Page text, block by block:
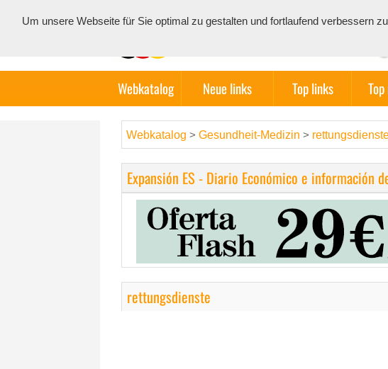
Webkatalog Neue links Top links
Webkatalog > Gesundheit-Medizin >
Expansión ES - Diario Económico e información
rettungsdienste
Um unsere Webseite für Sie optimal zu gestalten und fortlaufend verbessern